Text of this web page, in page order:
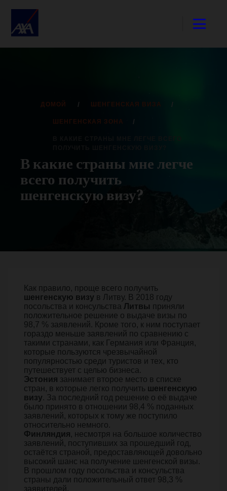
ДОМОЙ ШЕНГЕНСКАЯ ВИЗА
ШЕНГЕНСКАЯ ЗОНА
В какие страны мне легче
всего получить
шенгенскую визу?
Как правило, проще всего получить
шенгенскую визу в Литву. В 2018 году
посольства и консульства Литвы приняли
положительное решение о выдаче визы по
98,7 % заявлений. Кроме того, к ним поступает
гораздо меньше заявлений по сравнению с
такими странами, как Германия или Франция,
которые пользуются чрезвычайной
популярностью среди туристов и тех, кто
путешествует с целью бизнеса.
Эстония занимает второе место в списке
стран, в которые легко получить шенгенскую
визу. За последний год решение о её выдаче
было принято в отношении 98,4 % поданных
заявлений, которых к тому же поступило
относительно немного.
Финляндия, несмотря на большое количество
заявлений, поступивших за прошедший год,
остаётся страной, предоставляющей довольно
высокий шанс на получение шенгенской визы.
В прошлом году посольства и консульства
страны дали положительный ответ 98,3 %
заявителей.